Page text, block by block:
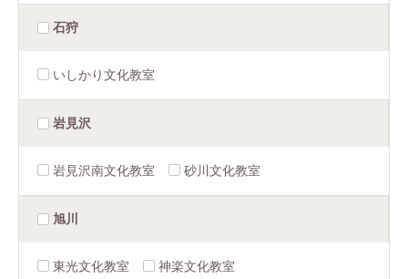
石狩
いしかり文化教室
岩見沢
岩見沢南文化教室 砂川文化教室
旭川
東光文化教室
神楽文化教室